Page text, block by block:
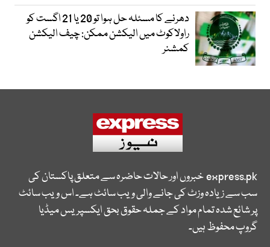
دھرنے کا مسئلہ حل ہوا تو 20 یا 21 اگست کو
راولاکوٹ میں الیکشن ممکن: چیف الیکشن
کمشنر
express.pkخبروں اور حالات حاضرہ سے متعلق پاکستان کی
سب سے زیادہ وزٹ کی جانے والی ویب سائٹ ہے۔ اس ویب سائٹ
پر شائع شدہ تمام مواد کے جملہ حقوق بحق ایکسپریس میڈیا
گروپ محفوظ ہیں۔